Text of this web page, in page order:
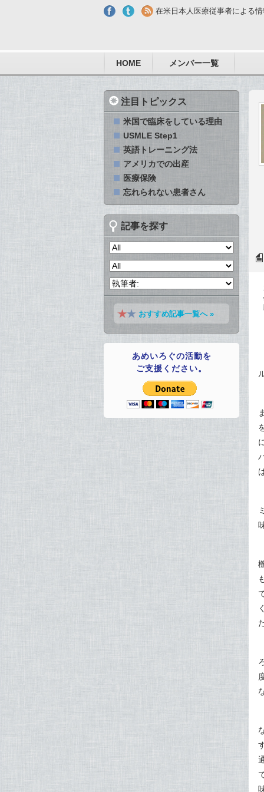
在米日本人医療従事者による
HOME メンバー一覧
注目トピックス
米国で臨床をしている理由
USMLE Step1
英語トレーニング法
アメリカでの出産
医療保険
忘れられない患者さん
記事を探す
おすすめ記事一覧へ »
あめいろぐの活動を
ご支援ください。